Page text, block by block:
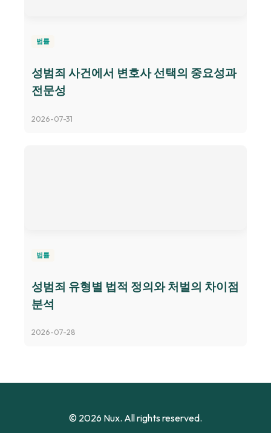
법률
성범죄 사건에서 변호사 선택의 중요성과
전문성
2026-07-31
법률
성범죄 유형별 법적 정의와 처벌의 차이점
분석
2026-07-28
© 2026 Nux. All rights reserved.